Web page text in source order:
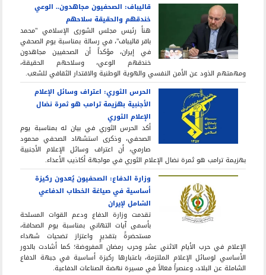
قاليباف: الصحفيون مجاهدون.. الوعي
خندقهم والحقيقة سلاحهم
هنأ رئيس مجلس الشورى الإسلامي "محمد
باقر قاليباف"، في رسالة بمناسبة يوم الصحفي
في إيران، مؤكداً أن الصحفيين مجاهدون
خندقهم الوعي، وسلاحهم الحقيقة،
ومهمتهم الذود عن الأمن النفسي والهوية الوطنية والاقتدار الثقافي للشعب.
الحرس الثوري: اعتراف وسائل الإعلام
الأجنبية بهزيمة ترامب هو ثمرة نضال
الإعلام الثوري
أكد الحرس الثوري في بيان له بمناسبة يوم
الصحفي، وذكرى استشهاد الصحفي محمود
صارمي، أن اعتراف وسائل الإعلام الأجنبية
بهزيمة ترامب هو ثمرة نضال الإعلام الثوري في مواجهة أكاذيب الأعداء.
وزارة الدفاع: الصحفيون يُعدون ركيزة
أساسية في صياغة الخطاب الدفاعي
الشامل لإيران
تقدمت وزارة الدفاع ودعم القوات المسلحة
بأسمى آيات التهاني بمناسبة يوم الصحافة،
مستحضرةً بتقديرٍ واعتزاز تضحيات شهداء
الإعلام في حرب الأيام الاثني عشر وحرب رمضان المفروضة؛ كما أشادت بالدور
الأساسي لوسائل الإعلام الملتزمة، باعتبارها ركيزة أساسية في جبهة الدفاع
الشاملة عن البلاد، وعنصراً فعالاً في مسيرة نهضة الصناعات الدفاعية.